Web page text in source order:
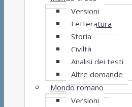
Versioni
Letteratura
Storia
Civiltà
Analisi dei testi
Altre domande
Mondo romano
Versioni